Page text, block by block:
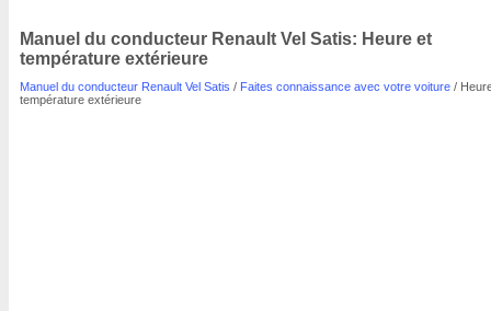
Manuel du conducteur Renault Vel Satis: Heure et
température extérieure
Manuel du conducteur Renault Vel Satis / Faites connaissance avec votre voiture /
température extérieure